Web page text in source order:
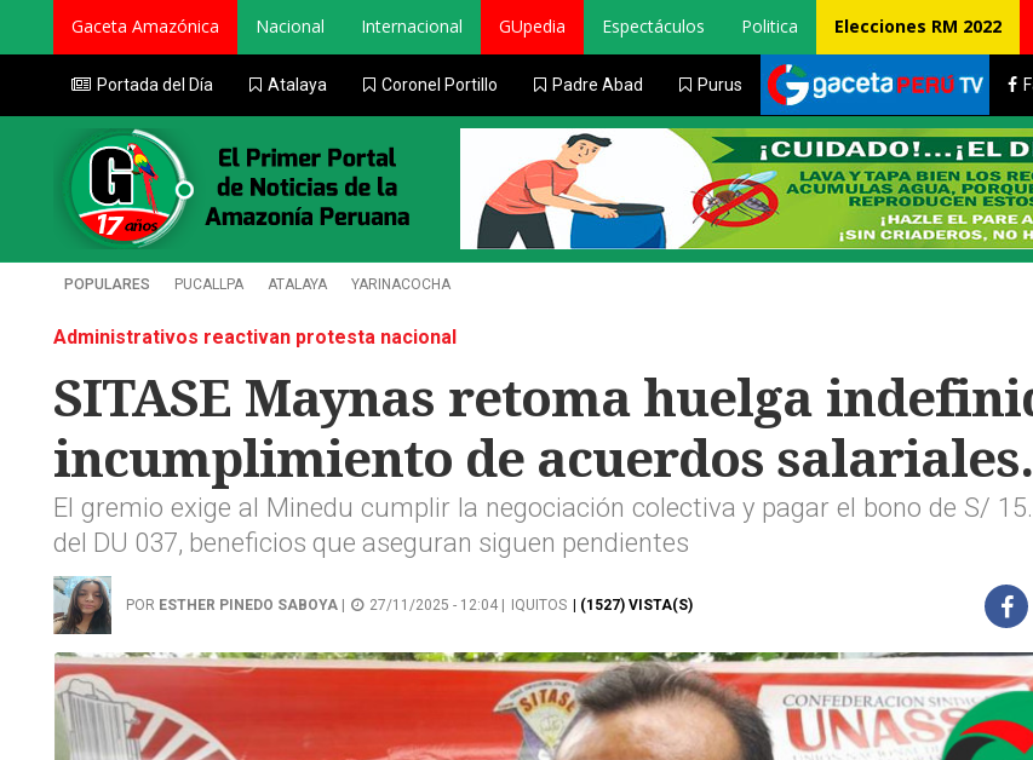
Gaceta Amazónica Nacional Internacional GUpedia Espectáculos Politica Elecciones RM 2022
Portada del Día Atalaya Coronel Portillo Padre Abad Purus
POPULARES PUCALLPA ATALAYA YARINACOCHA
Administrativos reactivan protesta nacional
SITASE Maynas retoma huelga
incumplimiento de acuerdos salariales.
El gremio exige al Minedu cumplir la negociación colectiva y pagar el bono de S/
del DU 037, beneficios que aseguran siguen pendientes
POR ESTHER PINEDO SABOYA 27/11/2025 - 12:04 | IQUITOS | (1527) VISTA(S)